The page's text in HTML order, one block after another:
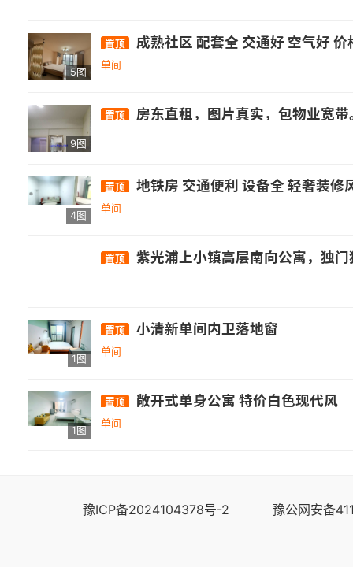
5图
置顶 成熟社区 配套全 交通好 空气好 价
单间
9图
置顶 房东直租，图片真实，包物业宽
4图
置顶 地铁房 交通便利 设备全 轻奢装修
单间
置顶 紫光浦上小镇高层南向公寓，独门独户，自住标准，包物业费宽带，房主直租免中介费，全套定制衣橱柜，格力一级变频冷暖空调
1图
置顶 小清新单间内卫落地窗
单间
1图
置顶 敞开式单身公寓 特价白色现代风
单间
豫ICP备2024104378号-2 豫公网安备